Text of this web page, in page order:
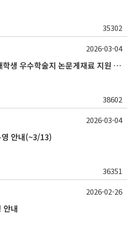
35302
2026학년도 인문대학 재학생 우수학술지 논문게재료 지원 안내
38602
2026-03-04
안내(~3/13)
36351
2026-03-04
안내
2026-02-26